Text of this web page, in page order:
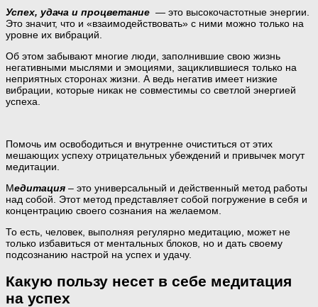
Успех, удача и процветание — это высокочастотные энергии.
Это значит, что и «взаимодействовать» с ними можно только на
уровне их вибраций.
Об этом забывают многие люди, заполнившие свою жизнь
негативными мыслями и эмоциями, зациклившиеся только на
неприятных сторонах жизни. А ведь негатив имеет низкие
вибрации, которые никак не совместимы со светлой энергией
успеха.
Помочь им освободиться и внутренне очиститься от этих
мешающих успеху отрицательных убеждений и привычек могут
медитации.
Медитация – это универсальный и действенный метод работы
над собой. Этот метод представляет собой погружение в себя и
концентрацию своего сознания на желаемом.
То есть, человек, выполняя регулярно медитацию, может не
только избавиться от ментальных блоков, но и дать своему
подсознанию настрой на успех и удачу.
Какую пользу несет в себе медитация
на успех